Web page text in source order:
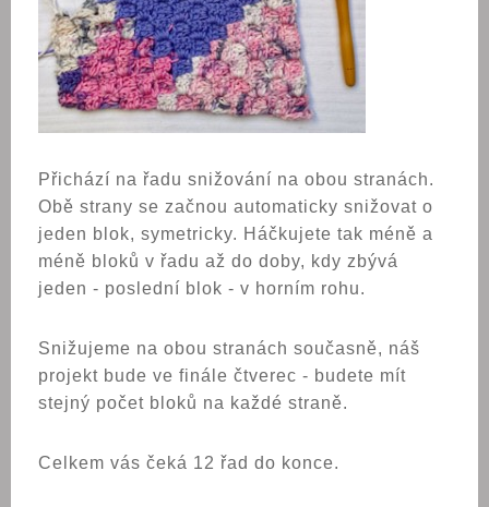
Přichází na řadu snižování na obou stranách.
Obě strany se začnou automaticky snižovat o
jeden blok, symetricky. Háčkujete tak méně a
méně bloků v řadu až do doby, kdy zbývá
jeden - poslední blok - v horním rohu.
Snižujeme na obou stranách současně, náš
projekt bude ve finále čtverec - budete mít
stejný počet bloků na každé straně.
Celkem vás čeká 12 řad do konce.